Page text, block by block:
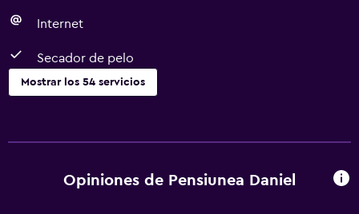
Internet
Secador de pelo
Mostrar los 54 servicios
Wifi gratis
Opiniones de Pensiunea Daniel